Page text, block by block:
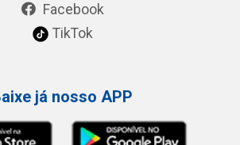
Facebook
TikTok
já nosso APP